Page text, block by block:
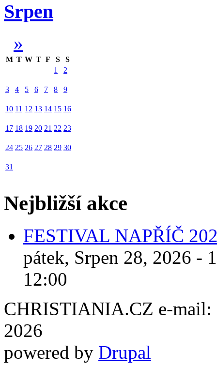
Srpen
»
M T W T F S
S
1
2
3 4 5 6 7 8 9
10 11 12 13 14 15 16
17 18 19 20 21 22 23
24 25 26 27 28 29 30
31
Nejbližší akce
FESTIVAL NAPŘÍČ
pátek, Srpen 28, 2026 -
12:00
CHRISTIANIA.CZ e-mail:
2026
powered by Drupal